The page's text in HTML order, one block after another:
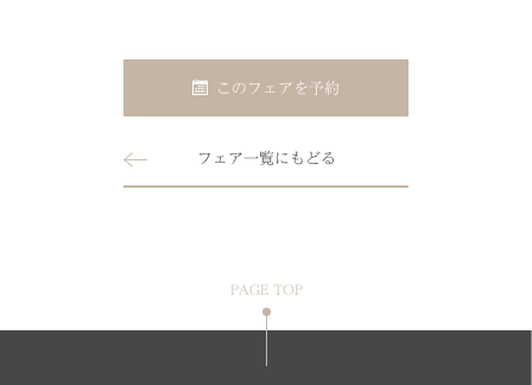
このフェアを予約
フェア一覧にもどる
PAGE TOP